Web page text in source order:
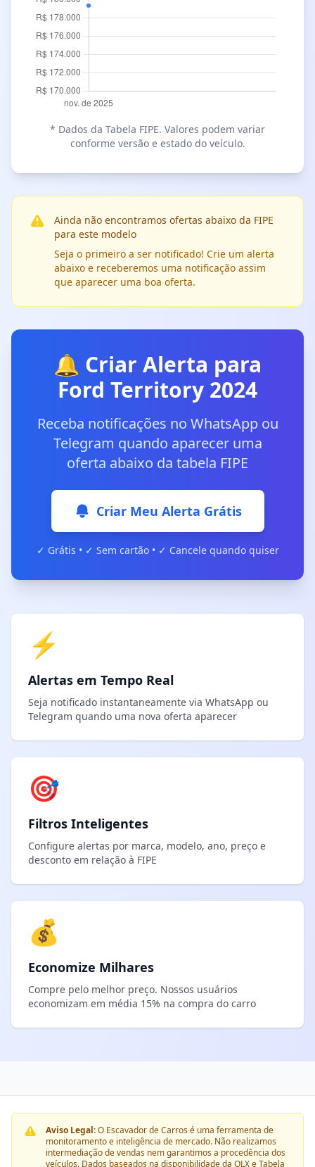
* Dados da Tabela FIPE. Valores podem variar
conforme versão e estado do veículo.
Ainda não encontramos ofertas abaixo da FIPE
para este modelo
Seja o primeiro a ser notificado! Crie um alerta
abaixo e receberemos uma notificação assim
que aparecer uma boa oferta.
🔔 Criar Alerta para
Ford Territory 2024
Receba notificações no WhatsApp ou
Telegram quando aparecer uma
oferta abaixo da tabela FIPE
Criar Meu Alerta Grátis
✓ Grátis • ✓ Sem cartão • ✓ Cancele quando quiser
⚡
Alertas em Tempo Real
Seja notificado instantaneamente via WhatsApp ou
Telegram quando uma nova oferta aparecer
🎯
Filtros Inteligentes
Configure alertas por marca, modelo, ano, preço e
desconto em relação à FIPE
💰
Economize Milhares
Compre pelo melhor preço. Nossos usuários
economizam em média 15% na compra do carro
Aviso Legal:O Escavador de Carros é uma ferramenta de
monitoramento e inteligência de mercado. Não realizamos
intermediação de vendas nem garantimos a procedência dos
veículos. Dados baseados na disponibilidade da OLX e Tabela